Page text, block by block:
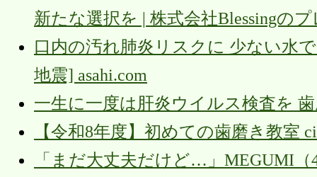
新たな選択を | 株式会社Blessingの
口内の汚れ肺炎リスクに 少ない水
地震] asahi.com
一生に一度は肝炎ウイルス検査を
【令和8年度】初めての歯磨き教室
「まだ大丈夫だけど…」MEGUMI